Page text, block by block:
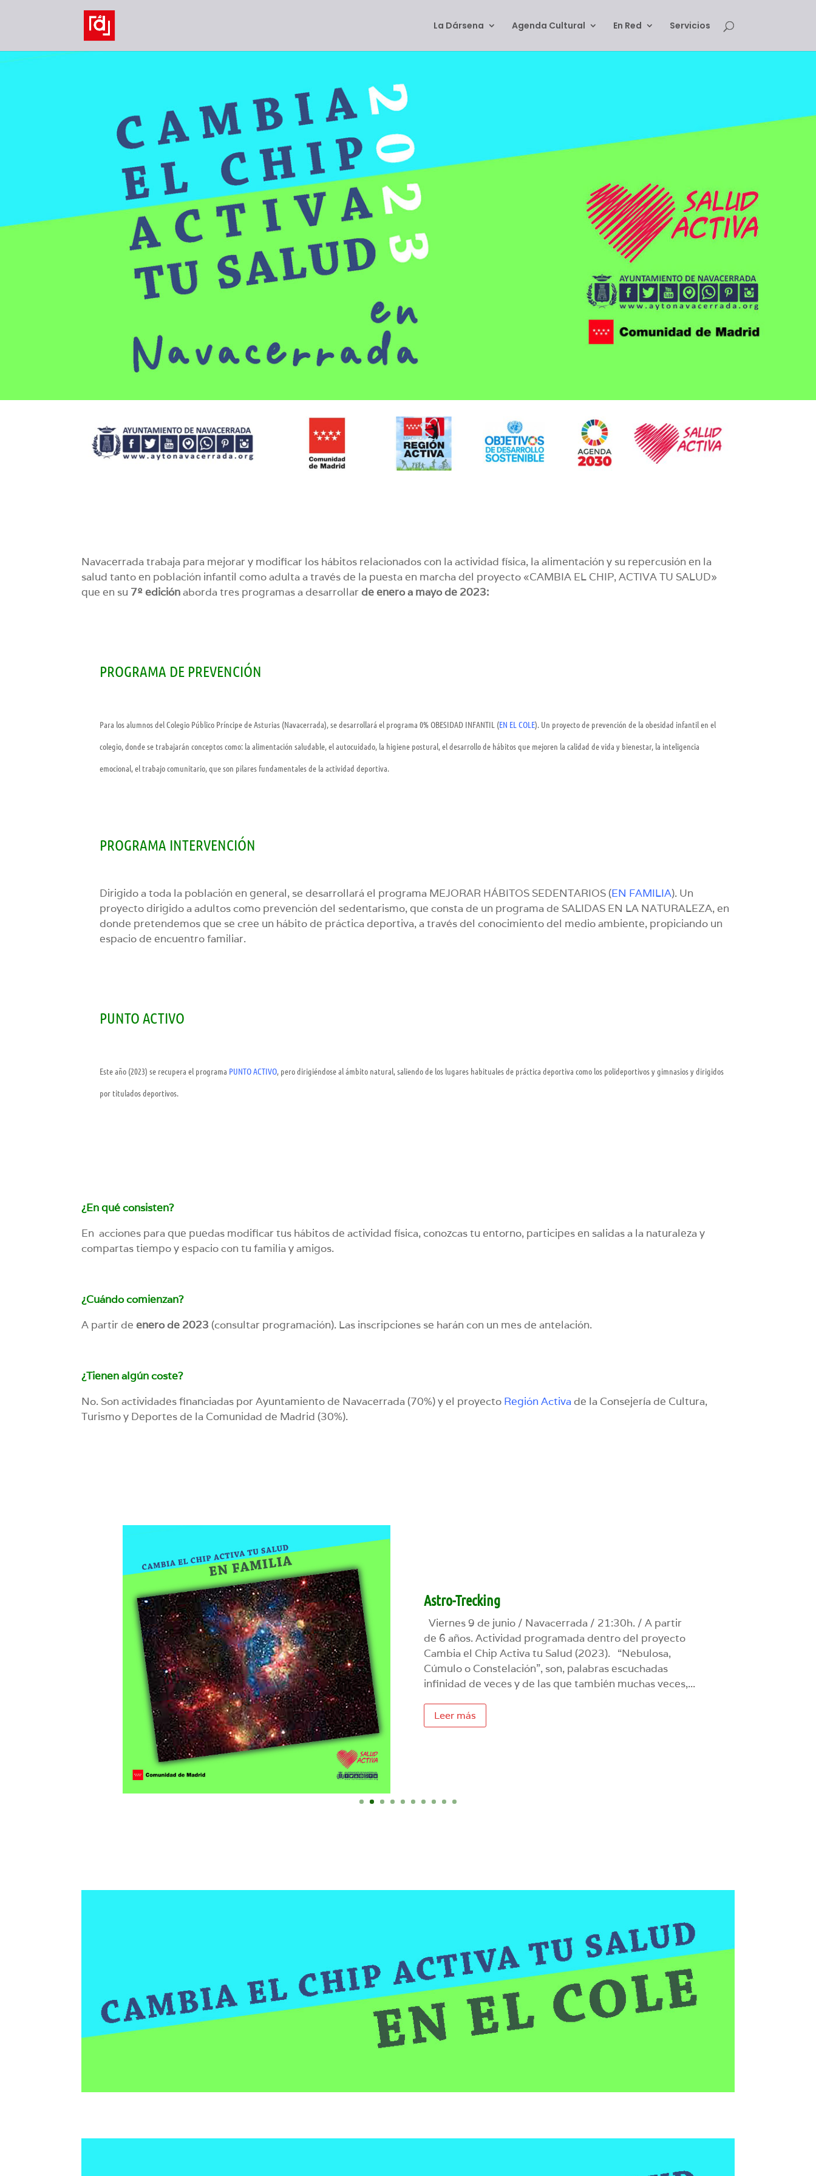
La Dársena Agenda Cultural En Red Servicios
Navacerrada trabaja para mejorar y modificar los hábitos relacionados con la actividad física, la alimentación y su repercusión en la
salud tanto en población infantil como adulta a través de la puesta en marcha del proyecto «CAMBIA EL CHIP, ACTIVA TU SALUD»
que en su 7º ediciónaborda tres programas a desarrollarde enero a mayo de 2023:
PROGRAMA DE PREVENCIÓN
Para los alumnos del Colegio Público Príncipe de Asturias (Navacerrada), se desarrollará el programa 0% OBESIDAD INFANTIL (EN EL COLE). Un proyecto de prevención de la obesidad infantil en el
colegio, donde se trabajarán conceptos como: la alimentación saludable, el autocuidado, la higiene postural, el desarrollo de hábitos que mejoren la calidad de vida y bienestar, la inteligencia
emocional, el trabajo comunitario, que son pilares fundamentales de la actividad deportiva.
PROGRAMA INTERVENCIÓN
Dirigido a toda la población en general, se desarrollará el programa MEJORAR HÁBITOS SEDENTARIOS (EN FAMILIA). Un
proyecto dirigido a adultos como prevención del sedentarismo, que consta de un programa de SALIDAS EN LA NATURALEZA, en
donde pretendemos que se cree un hábito de práctica deportiva, a través del conocimiento del medio ambiente, propiciando un
espacio de encuentro familiar.
PUNTO ACTIVO
Este año (2023) se recupera el programa PUNTO ACTIVO, pero dirigiéndose al ámbito natural, saliendo de los lugares habituales de práctica deportiva como los polideportivos y gimnasios y dirigidos
por titulados deportivos.
¿En qué consisten?
En acciones para que puedas modificar tus hábitos de actividad física, conozcas tu entorno, participes en salidas a la naturaleza y
compartas tiempo y espacio con tu familia y amigos.
¿Cuándo comienzan?
A partir deenero de 2023 (consultar programación). Las inscripciones se harán con un mes de antelación.
¿Tienen algún coste?
No. Son actividades financiadas por Ayuntamiento de Navacerrada (70%) y el proyecto Región Activa de la Consejería de Cultura,
Turismo y Deportes de la Comunidad de Madrid (30%).
Astro-Trecking
Viernes 9 de junio / Navacerrada / 21:30h. / A partir
de 6 años. Actividad programada dentro del proyecto
Cambia el Chip Activa tu Salud (2023). “Nebulosa,
Cúmulo o Constelación”, son, palabras escuchadas
infinidad de veces y de las que también muchas veces,...
Leer más